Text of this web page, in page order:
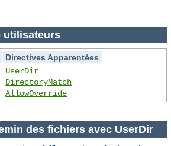
utilisateurs
Directives Apparentées
UserDir
DirectoryMatch
AllowOverride
des fichiers avec UserDir